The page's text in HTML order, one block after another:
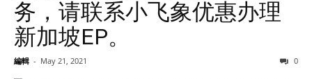
务，请联系小飞象优惠办理
新加坡EP。
編輯 - May 21, 2021 0